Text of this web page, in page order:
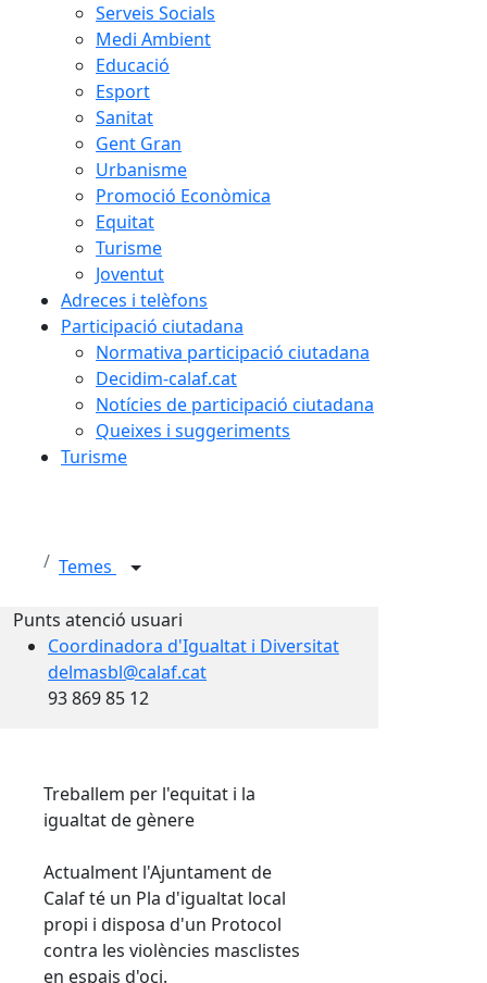
Serveis Socials
Medi Ambient
Educació
Esport
Sanitat
Gent Gran
Urbanisme
Promoció Econòmica
Equitat
Turisme
Joventut
Adreces i telèfons
Participació ciutadana
Normativa participació ciutadana
Decidim-calaf.cat
Notícies de participació ciutadana
Queixes i suggeriments
Turisme
Temes
Punts atenció usuari
Coordinadora d'Igualtat i Diversitat
delmasbl@calaf.cat
93 869 85 12
Treballem per l'equitat i la
igualtat de gènere
Actualment l'Ajuntament de
Calaf té un Pla d'igualtat local
propi i disposa d'un Protocol
contra les violències masclistes
en espais d'oci.